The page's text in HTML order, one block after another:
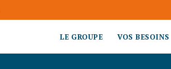
LE GROUPE VOS BESOINS